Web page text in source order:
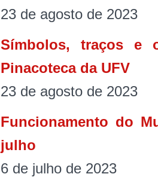
23 de agosto de 2023
Símbolos, traços e
Pinacoteca da UFV
23 de agosto de 2023
Funcionamento do
julho
6 de julho de 2023